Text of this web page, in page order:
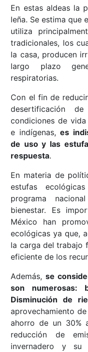
En estas aldeas la
leña. Se estima que
utiliza
tradicionales, los
la casa, producen
largo plazo
respiratorias.
Con el fin de
desertificación
condiciones de
e indígenas,es
de uso y las
respuesta.
En materia de
estufas
programa
bienestar. Es
México han
ecológicas ya que,
la carga del trabajo
eficiente de los
Además,se
son numerosas:
Disminución de
aprovechamiento
ahorro de un 30%
reducción de
invernadero y su